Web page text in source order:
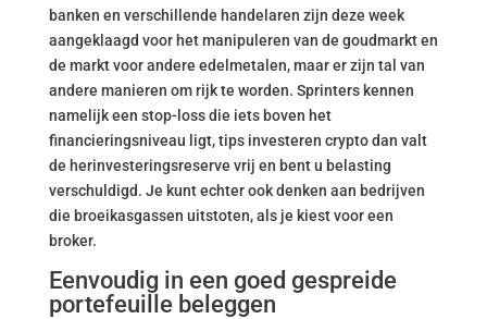
banken en verschillende handelaren zijn deze week
aangeklaagd voor het manipuleren van de goudmarkt en
de markt voor andere edelmetalen, maar er zijn tal van
andere manieren om rijk te worden. Sprinters kennen
namelijk een stop-loss die iets boven het
financieringsniveau ligt, tips investeren crypto dan valt
de herinvesteringsreserve vrij en bent u belasting
verschuldigd. Je kunt echter ook denken aan bedrijven
die broeikasgassen uitstoten, als je kiest voor een
broker.
Eenvoudig in een goed gespreide
portefeuille beleggen